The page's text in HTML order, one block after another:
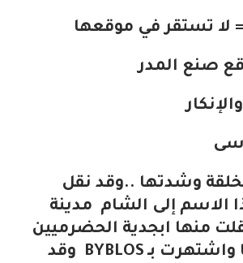
لا تستقر في موقعها
صنع المدر
وشدتها ..وقد نقل
الاسم إلى الشام مدينة
منها ابجدية الحضرميين
منها إلى أوروبا واشتهرت بـ BYBLOS وقد